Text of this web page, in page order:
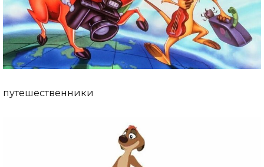
путешественники